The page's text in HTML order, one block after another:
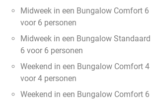
Midweek in een Bungalow Comfort 6
voor 6 personen
Midweek in een Bungalow Standaard
6 voor 6 personen
Weekend in een Bungalow Comfort 4
voor 4 personen
Weekend in een Bungalow Comfort 6